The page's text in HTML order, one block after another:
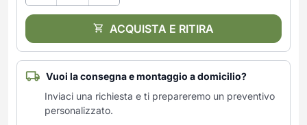
ACQUISTA E RITIRA
Vuoi la consegna e montaggio a domicilio?
Inviaci una richiesta e ti prepareremo un preventivo
personalizzato.